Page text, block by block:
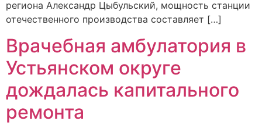
региона Александр Цыбульский, мощность станции
отечественного производства составляет […]
Врачебная амбулатория в
Устьянском округе
дождалась капитального
ремонта